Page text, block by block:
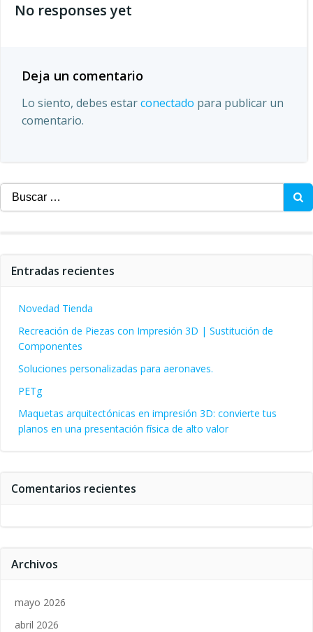
las
No responses yet
Deja un comentario
Lo siento, debes estarconectado para publicar un
comentario.
Buscar:
Entradas recientes
Novedad Tienda
Recreación de Piezas con Impresión 3D | Sustitución de
Componentes
Soluciones personalizadas para aeronaves.
PETg
Maquetas arquitectónicas en impresión 3D: convierte tus
planos en una presentación física de alto valor
Comentarios recientes
Archivos
mayo 2026
abril 2026